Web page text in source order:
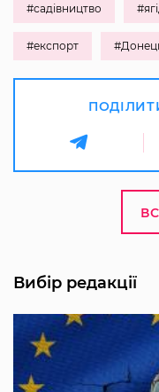
#садівництво
#експорт
Вибір редакції